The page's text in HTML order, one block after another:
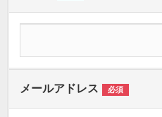
メールアドレス 必須